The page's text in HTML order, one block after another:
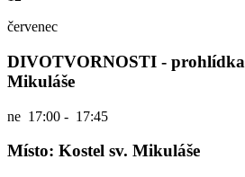
červenec
DIVOTVORNOSTI - prohlídka
Mikuláše
ne 17:00 - 17:45
Místo: Kostel sv. Mikuláše